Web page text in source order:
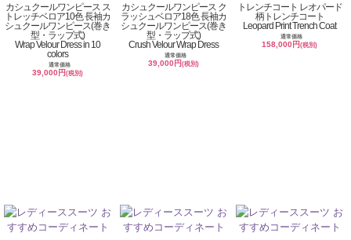
カシュクールワンピース ス
トレッチベロア10色 長袖カ
シュクールワンピース(巻き
型・ラップ式)
Wrap Velour Dress in 10
colors
通常価格
39,000円(税別)
カシュクールワンピース ク
ラッシュベロア18色 長袖カ
シュクールワンピース(巻き
型・ラップ式)
Crush Velour Wrap Dress
通常価格
39,000円(税別)
トレンチコート レオパード
柄トレンチコート
Leopard Print Trench Coat
通常価格
158,000円(税別)